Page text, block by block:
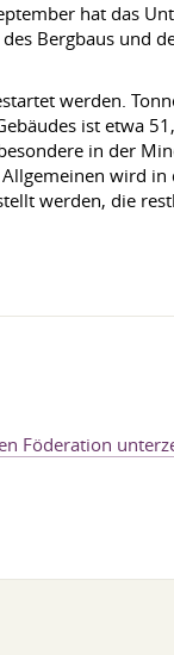
hat das
Bergbaus und
werden.
ist etwa
in der
wird in
werden, die
Föderation